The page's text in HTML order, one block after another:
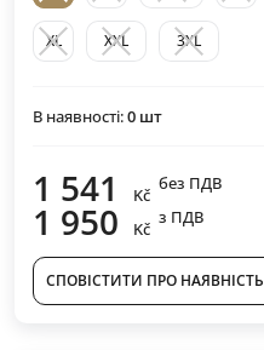
XL XXL 3XL
В наявності:0 шт
1 541 Kč
без ПДВ
1 950 Kč
з ПДВ
СПОВІСТИТИ ПРО НАЯВНІСТЬ